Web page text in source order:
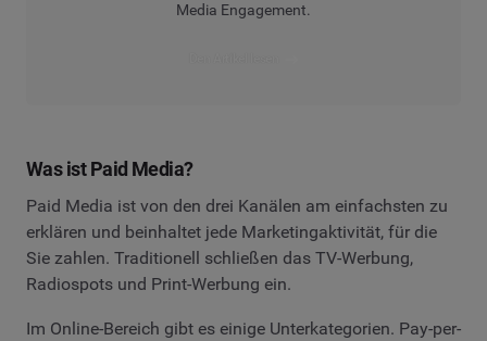
Media Engagement.
Was ist Paid Media?
Paid Media ist von den drei Kanälen am einfachsten zu
erklären und beinhaltet jede Marketingaktivität, für die
Sie zahlen. Traditionell schließen das TV-Werbung,
Radiospots und Print-Werbung ein.
Im Online-Bereich gibt es einige Unterkategorien. Pay-per-